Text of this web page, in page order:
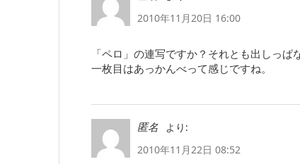
2010年11月20日 16:00
「ペロ」の連写ですか？それとも出しっぱ
一枚目はあっかんべって感じですね。
匿名
より:
2010年11月22日 08:52